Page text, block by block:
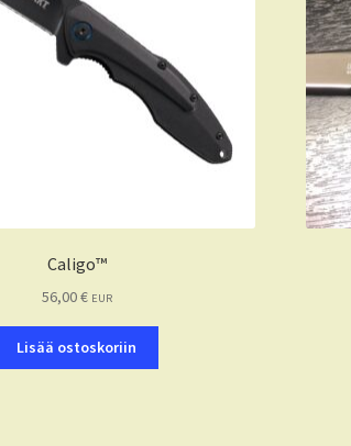
Caligo™
56,00€ EUR
Lisää ostoskoriin